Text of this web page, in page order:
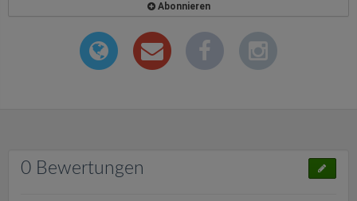
Abonnieren
0 Bewertungen